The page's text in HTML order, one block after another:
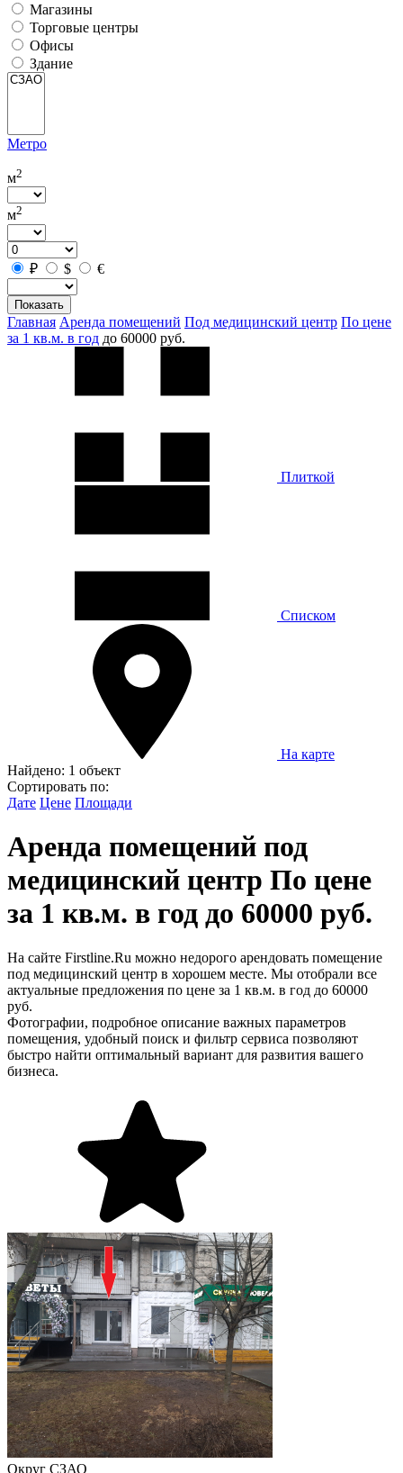
Магазины
Торговые центры
Офисы
Здание
Метро
м2
м2
₽ $ €
Показать
Главная Аренда помещений Под медицинский центр По цене
за 1 кв.м. в год до 60000 руб.
Плиткой
Списком
На карте
Найдено: 1 объект
Сортировать по:
Дате Цене Площади
Аренда помещений под
медицинский центр По цене
за 1 кв.м. в год до 60000 руб.
На сайте Firstline.Ru можно недорого арендовать помещение
под медицинский центр в хорошем месте. Мы отобрали все
актуальные предложения по цене за 1 кв.м. в год до 60000
руб.
Фотографии, подробное описание важных параметров
помещения, удобный поиск и фильтр сервиса позволяют
быстро найти оптимальный вариант для развития вашего
бизнеса.
Округ СЗАО